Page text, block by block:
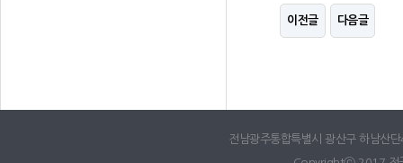
이전글 다음글
전남광주통합특별시 광산구 하남